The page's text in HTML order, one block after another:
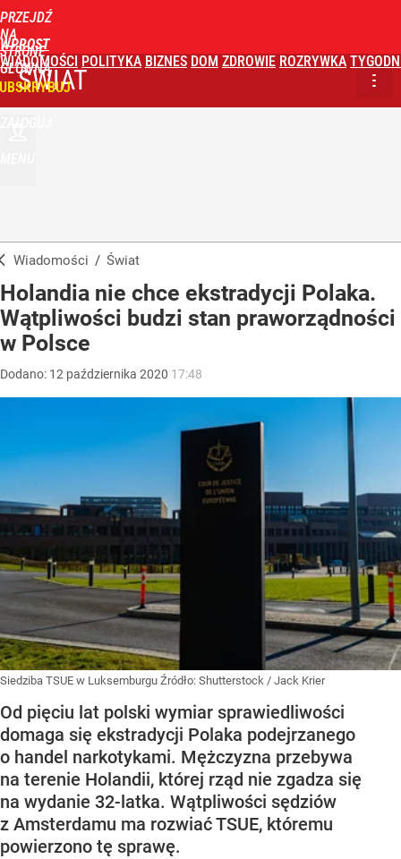
PRZEJDŹ
NA
STRONĘ
GŁÓWNĄ
WPROST
WIADOMOŚCI POLITYKA BIZNES DOM ZDROWIE ROZRYWKA
ŚWIAT
Wiadomości / Świat
Holandia nie chce ekstradycji Polaka.
Wątpliwości budzi stan praworządności
w Polsce
Dodano: 12 października 2020 17:48
Siedziba TSUE w Luksemburgu Źródło: Shutterstock / Jack Krier
Od pięciu lat polski wymiar sprawiedliwości
domaga się ekstradycji Polaka podejrzanego
o handel narkotykami. Mężczyzna przebywa
na terenie Holandii, której rząd nie zgadza się
na wydanie 32-latka. Wątpliwości sędziów
z Amsterdamu ma rozwiać TSUE, któremu
powierzono tę sprawę.